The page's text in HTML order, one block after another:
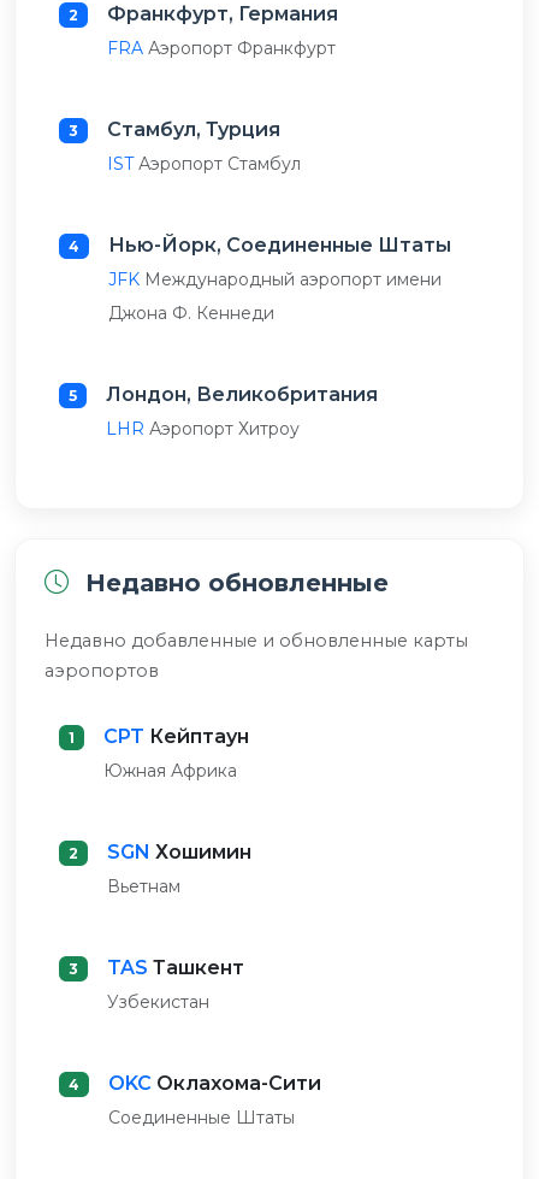
2 Франкфурт, Германия
FRAАэропорт Франкфурт
3 Стамбул, Турция
ISTАэропорт Стамбул
4 Нью-Йорк, Соединенные Штаты
JFKМеждународный аэропорт имени
Джона Ф. Кеннеди
5 Лондон, Великобритания
LHR Аэропорт Хитроу
Недавно обновленные
Недавно добавленные и обновленные карты
аэропортов
1 CPT Кейптаун
Южная Африка
2 SGN Хошимин
Вьетнам
3 TAS Ташкент
Узбекистан
4 OKCОклахома-Сити
Соединенные Штаты